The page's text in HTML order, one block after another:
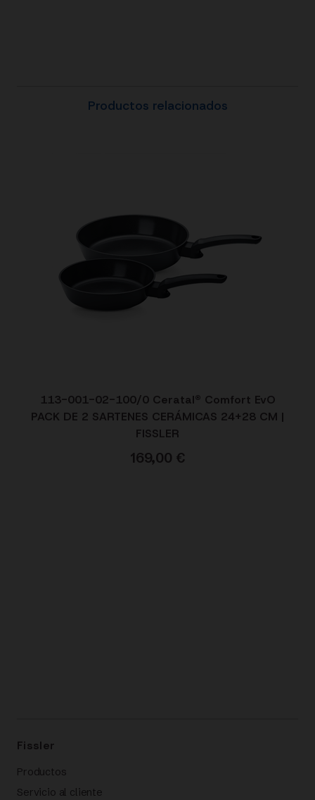
Productos relacionados
113-001-02-100/0 Ceratal® Comfort EvO
PACK DE 2 SARTENES CERÁMICAS 24+28 CM |
FISSLER
169,00 €
Fissler
Productos
Servicio al cliente